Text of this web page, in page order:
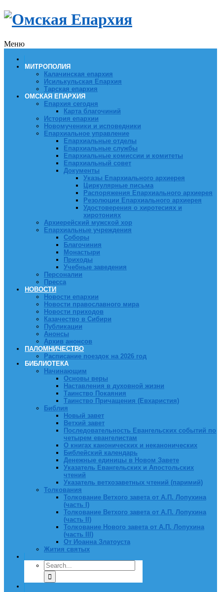
Меню
МИТРОПОЛИЯ
Калачинская епархия
Исилькульская Епархия
Тарская епархия
ОМСКАЯ ЕПАРХИЯ
Епархия сегодня
Карта благочиний
История епархии
Новомученики и исповедники
Епархиальное управление
Епархиальные отделы
Епархиальные службы
Епархиальные комиссии и комитеты
Епархиальный совет
Документы
Указы Епархиального архиерея
Циркулярные письма
Распоряжения Епархиального архиерея
Резолюции Епархиального архиерея
Удостоверения о хиротесиях и
хиротониях
Архиерейский мужской хор
Епархиальные учреждения
Соборы
Благочиния
Монастыри
Приходы
Учебные заведения
Персоналии
Пресса
НОВОСТИ
Новости епархии
Новости православного мира
Новости приходов
Казачество в Сибири
Публикации
Анонсы
Архив анонсов
ПАЛОМНИЧЕСТВО
Расписание поездок на 2026 год
БИБЛИОТЕКА
Начинающим
Основы веры
Наставления в духовной жизни
Таинство Покаяния
Таинство Причащения (Евхаристия)
Библия
Новый завет
Ветхий завет
Последовательность Евангельских событий по
четырем евангелистам
О книгах канонических и неканонических
Библейский календарь
Денежные единицы в Новом Завете
Указатель Евангельских и Апостольских
чтений
Указатель ветхозаветных чтений (паримий)
Толкования
Толкование Ветхого завета от А.П. Лопухина
(часть I)
Толкование Ветхого завета от А.П. Лопухина
(часть II)
Толкование Нового завета от А.П. Лопухина
(часть III)
От Иоанна Златоуста
Жития святых